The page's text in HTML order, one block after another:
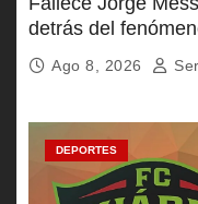
detrás del
Ago 8, 2026
DEPORTES